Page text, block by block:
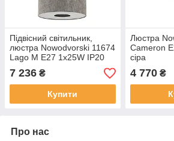
Підвісний світильник,
люстра Nowodvorski 11674
Lago M E27 1x25W IP20
сірий
7 236 ₴
Купити
Люстра
Cameron
сіра
4 770₴
Про нас